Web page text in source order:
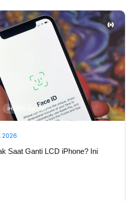
2026
Saat Ganti LCD iPhone? Ini